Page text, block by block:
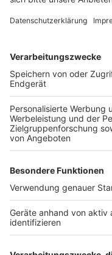
sich deshalb
eindringendes
rund ums Haus frei
Anzeige
Weitere Themen
Anzeige
Köln: Ex-
Euro
Erdbeerfelder im